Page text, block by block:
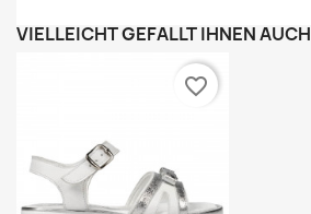
VIELLEICHT GEFÄLLT IHNEN AUCH
favorite_border